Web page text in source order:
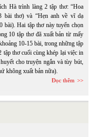
Hà trình làng 2 tập thơ: “Hoa
bài thơ) và “Hẹn anh về vĩ dạ
bài). Hai tập thơ này tuyển chọn
10 tập thơ đã xuất bản từ mấy
10-15 bài, trong những tập
thơ cuối cùng khép lại việc in
cho truyện ngắn và tùy bút,
không xuất bản nữa).
Đọc thêm